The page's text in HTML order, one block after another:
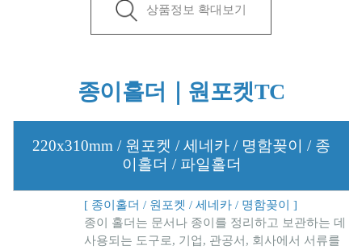
상품정보 확대보기
종이홀더｜원포켓TC
220x310mm / 원포켓 / 세네카 / 명함꽂이 / 종
이홀더 / 파일홀더
[ 종이홀더 / 원포켓 / 세네카 / 명함꽂이 ]
종이 홀더는 문서나 종이를 정리하고 보관하는 데
사용되는 도구로, 기업, 관공서, 회사에서 서류를